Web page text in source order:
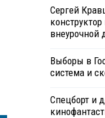
Сергей
внеурочной
Выборы в
система и
Спецборт и